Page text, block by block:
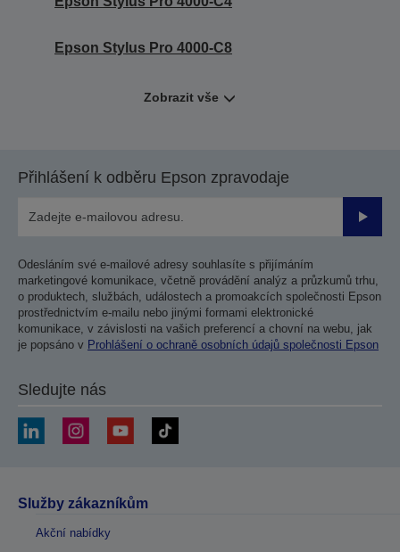
Epson Stylus Pro 4000-C8
Zobrazit vše
Přihlášení k odběru Epson zpravodaje
Odesláním své e-mailové adresy souhlasíte s přijímáním
marketingové komunikace, včetně provádění analýz a průzkumů trhu,
o produktech, službách, událostech a promoakcích společnosti Epson
prostřednictvím e-mailu nebo jinými formami elektronické
komunikace, v závislosti na vašich preferencí a chovní na webu, jak
je popsáno v Prohlášení o ochraně osobních údajů společnosti Epson
Sledujte nás
Služby zákazníkům
Akční nabídky